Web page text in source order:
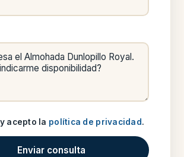
acepto la política de privacidad.
Enviar consulta